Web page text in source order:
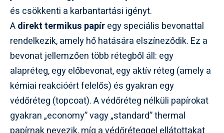
és csökkenti a karbantartási igényt.
Adirekt termikus papíregy speciális bevonattal
rendelkezik, amely hő hatására elszíneződik. Ez a
bevonat jellemzően több rétegből áll: egy
alapréteg, egy előbevonat, egy aktív réteg (amely a
kémiai reakcióért felelős) és gyakran egy
védőréteg (topcoat). A védőréteg nélküli papírokat
gyakran „economy” vagy „standard” thermal